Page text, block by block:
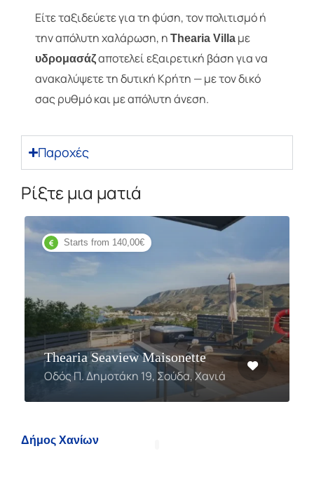
Είτε ταξιδεύετε για τη φύση, τον πολιτισμό ή
την απόλυτη χαλάρωση, η Thearia Villa με
υδρομασάζαποτελεί εξαιρετική βάση για να
ανακαλύψετε τη δυτική Κρήτη — με τον δικό
σας ρυθμό και με απόλυτη άνεση.
Παροχές
Ρίξτε μια ματιά
Starts from 140,00€
Thearia Seaview Maisonette
Οδός Π. Δημοτάκη 19, Σούδα, Χανιά
Δήμος Χανίων